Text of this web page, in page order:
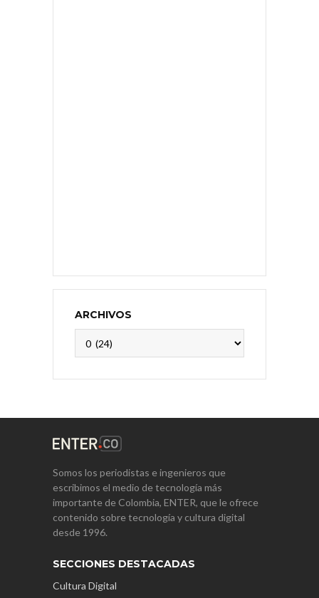
ARCHIVOS
Somos los periodistas e ingenieros que
escribimos el medio de tecnología más
importante de Colombia, ENTER, que le ofrece
contenido sobre tecnología y cultura digital
desde 1996.
SECCIONES DESTACADAS
Cultura Digital